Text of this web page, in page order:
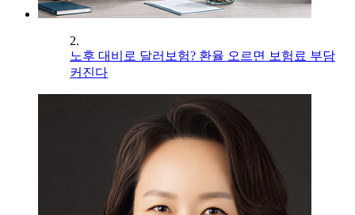
2.
노후 대비로 달러보험? 환율 오르면 보험료 부담
커진다